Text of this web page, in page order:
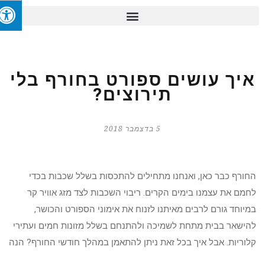
איך עושים ספורט בחורף בלי
תירוצים?
החורף כבר כאן, ואנחנו מתחילים להתכסות בשלל שכבות בכדי
לחמם את עצמנו בימים הקרים. ריבוי השכבות לצד מזג אוויר קר
במיוחד גורם לרבים מאיתנו לזנוח את אימוני הספורט והכושר,
להישאר בבית מתחת לשמיכה ולהתנחם בשלל מזונות חמים ועתירי
קלוריות. אבל איך בכל זאת ניתן להתאמן במהלך חודשי החורף? הנה